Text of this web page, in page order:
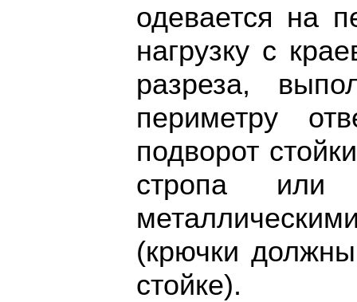
одевается на
нагрузку с
разреза,
периметру
подворот
стропа
(крючки
стойке).